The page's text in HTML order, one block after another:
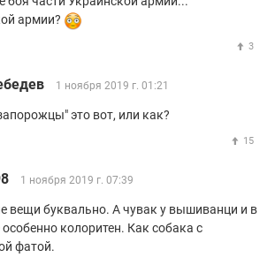
армии?
3
1 ноября 2019 г. 01:21
это вот, или как?
15
1 ноября 2019 г. 07:39
вещи буквально. А чувак у вышиванци и в
колоритен. Как собака с
фатой.